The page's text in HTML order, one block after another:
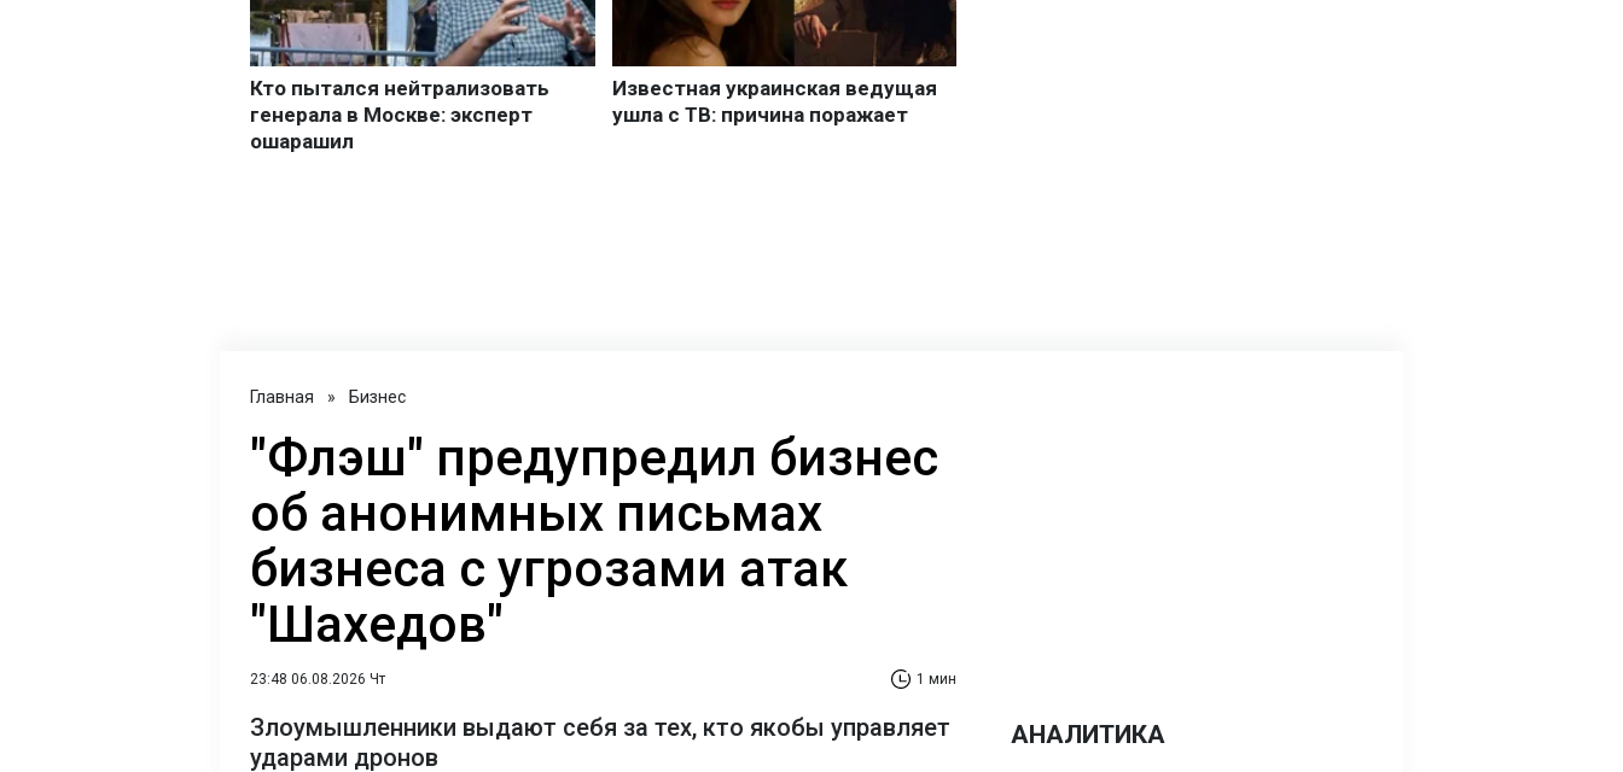
Главная » Бизнес
"Флэш" предупредил бизнес
об анонимных письмах
бизнеса с угрозами атак
"Шахедов"
23:48 06.08.2026 Чт 1 мин
Злоумышленники выдают себя за тех, кто якобы управляет
ударами дронов
АНАЛИТИКА